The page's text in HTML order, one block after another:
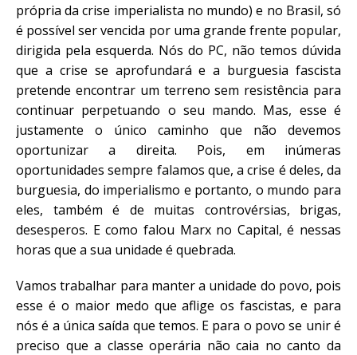
própria da crise imperialista no mundo) e no Brasil, só
é possível ser vencida por uma grande frente popular,
dirigida pela esquerda. Nós do PC, não temos dúvida
que a crise se aprofundará e a burguesia fascista
pretende encontrar um terreno sem resistência para
continuar perpetuando o seu mando. Mas, esse é
justamente o único caminho que não devemos
oportunizar a direita. Pois, em inúmeras
oportunidades sempre falamos que, a crise é deles, da
burguesia, do imperialismo e portanto, o mundo para
eles, também é de muitas controvérsias, brigas,
desesperos. E como falou Marx no Capital, é nessas
horas que a sua unidade é quebrada.
Vamos trabalhar para manter a unidade do povo, pois
esse é o maior medo que aflige os fascistas, e para
nós é a única saída que temos. E para o povo se unir é
preciso que a classe operária não caia no canto da